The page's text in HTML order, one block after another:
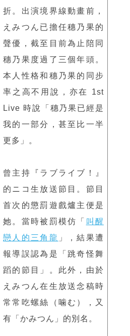
折。出演境界線動畫前，
えみつん已擔任穗乃果的
聲優，截至目前為止陪同
穗乃果度過了三個年頭。
本人性格和穗乃果的同步
率之高不用說，亦在 1st
Live 時說「穗乃果已經是
我的一部分，甚至比一半
更多」。
曾主持『ラブライブ！』
的ニコ生放送節目。節目
首次的懲罰遊戲爐主便是
她。當時被罰模仿「 叫醒
戀人的三角龍 」，結果遭
報導誤認為是「跳奇怪舞
蹈的節目」。此外，由於
えみつん在生放送念稿時
常常吃螺絲（噛む），又
有「かみつん」的別名。